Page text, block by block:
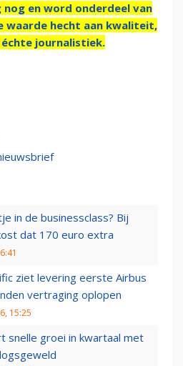
nog en word onderdeel van
waarde hecht aan kwaliteit,
journalistiek.
in de businessclass? Bij
dat 170 euro extra
ziet levering eerste Airbus
vertraging oplopen
15:25
snelle groei in kwartaal met